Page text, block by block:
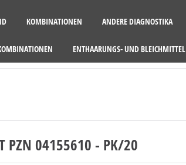
KOMBINATIONEN ANDERE DIAGNOSTIKA
ENTHAARUNGS- UND BLEICHMITTEL
PZN 04155610 - PK/20